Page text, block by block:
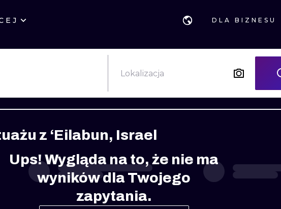
DLA BIZNESU
EDYNBURG
STYLE GEOMETRYCZNE
KALIGRAFIA
NEW SCHOOL
BIOMECHANIKA
TRIBAL IGNORANT
RYCINOWE KONTURY
KRESKÓWKOWE DOTWORK
Lokalizacja
z ‘Eilabun, Israel
Ups! Wygląda na to, że nie ma
wyników dla Twojego
zapytania.